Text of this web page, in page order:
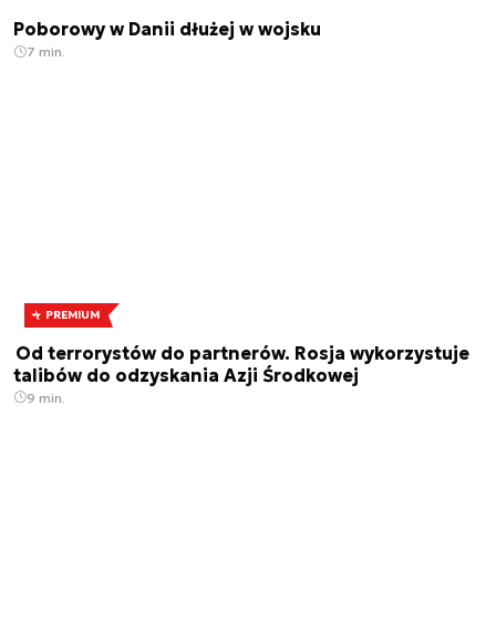
Poborowy w Danii dłużej w wojsku
7 min.
PREMIUM
Od terrorystów do partnerów. Rosja wykorzystuje
talibów do odzyskania Azji Środkowej
9 min.